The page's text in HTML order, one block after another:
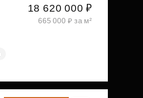
18 620 000 ₽
665 000 ₽ за м²